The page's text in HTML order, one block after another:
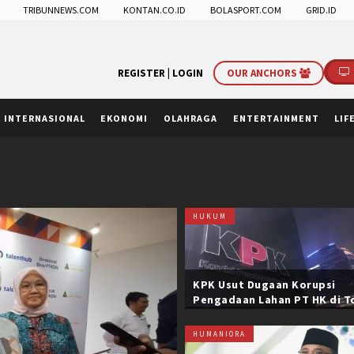
TRIBUNNEWS.COM KONTAN.CO.ID BOLASPORT.COM GRID.ID
REGISTER | LOGIN OUR ANCHORS
INTERNASIONAL EKONOMI OLAHRAGA ENTERTAINMENT
HUKUM
KPK Usut Dugaan Korupsi
Pengadaan Lahan PT HK di
Belasan Miliar
HUMANIORA